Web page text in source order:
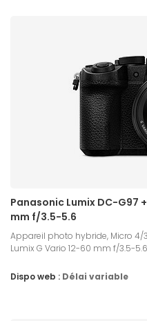
Panasonic Lumix DC-G97
mm f/3.5-5.6
Appareil photo hybride, Micro 4/
Lumix G Vario 12-60 mm f/3.5-5.6
Dispo web : Délai variable